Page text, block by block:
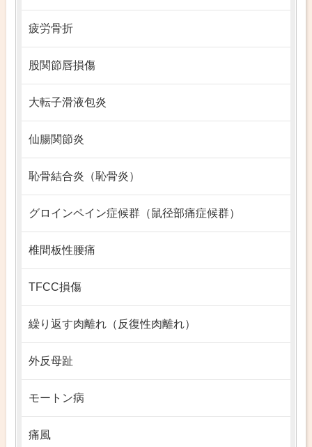
疲労骨折
股関節唇損傷
大転子滑液包炎
仙腸関節炎
恥骨結合炎（恥骨炎）
グロインペイン症候群（鼠径部痛症候群）
椎間板性腰痛
TFCC損傷
繰り返す肉離れ（反復性肉離れ）
外反母趾
モートン病
痛風